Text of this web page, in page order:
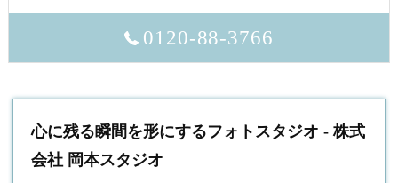
0120-88-3766
心に残る瞬間を形にするフォトスタジオ - 株式
会社 岡本スタジオ